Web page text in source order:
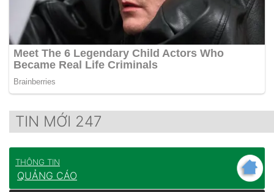
TIN MỚI 247
THÔNG TIN
QUẢNG CÁO